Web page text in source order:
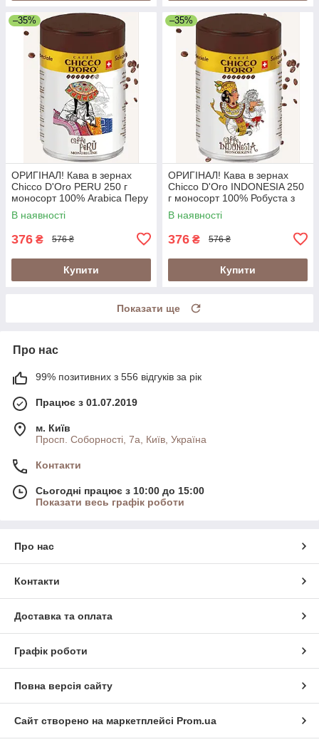
–35%
ОРИГІНАЛ! Кава в зернах
Chicco D'Oro PERU 250 г
моносорт 100% Arabica Перу
у металевій банці
(Швейцарія)
В наявності
376 ₴ 576 ₴
Купити
–35%
ОРИГІНАЛ! Кава в зернах
Chicco D'Oro INDONESIA 250
г моносорт 100% Робуста з
вулканічних ґрунтів Індонезії
у банці (Швейцарія)
В наявності
376 ₴ 576 ₴
Купити
Показати ще
Про нас
99% позитивних з 556 відгуків за рік
Працює з 01.07.2019
м. Київ
Просп. Соборності, 7а, Київ, Україна
Контакти
Сьогодні працює з 10:00 до 15:00
Показати весь графік роботи
Про нас
Контакти
Доставка та оплата
Графік роботи
Повна версія сайту
Сайт створено на маркетплейсі Prom.ua